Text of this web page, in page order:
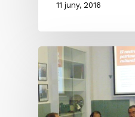
11 juny, 2016